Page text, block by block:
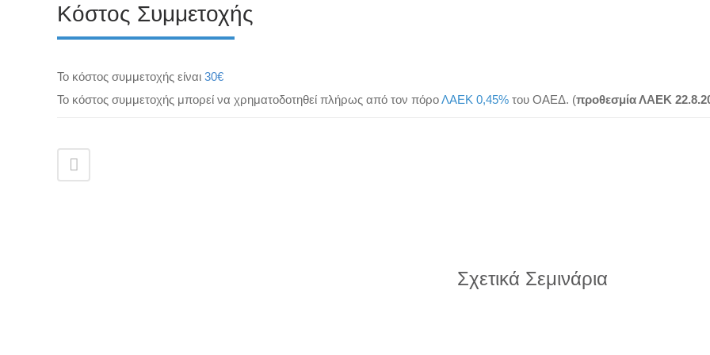
Κόστος Συμμετοχής
Το κόστος συμμετοχής είναι 30€
Το κόστος συμμετοχής μπορεί να χρηματοδοτηθεί πλήρως από τον πόροΛΑΕΚ 0,45% του ΟΑΕΔ. (προθεσμία ΛΑΕΚ
Σχετικά Σεμινάρια